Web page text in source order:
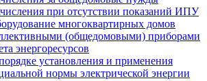
при отсутствии показаний ИПУ
многоквартирных домов
(общедомовыми) приборами
энергоресурсов
установления и применения
нормы электрической энергии